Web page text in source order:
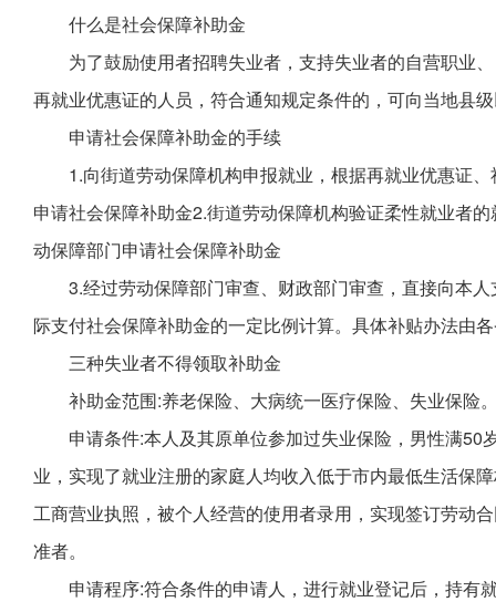
什么是社会保障补助金
为了鼓励使用者招聘失业者，支持失业者的自营职业
再就业优惠证的人员，符合通知规定条件的，可向当地县
申请社会保障补助金的手续
1.向街道劳动保障机构申报就业，根据再就业优惠证
申请社会保障补助金2.街道劳动保障机构验证柔性就业者
动保障部门申请社会保障补助金
3.经过劳动保障部门审查、财政部门审查，直接向本
际支付社会保障补助金的一定比例计算。具体补贴办法由
三种失业者不得领取补助金
补助金范围:养老保险、大病统一医疗保险、失业保险
申请条件:本人及其原单位参加过失业保险，男性满
业，实现了就业注册的家庭人均收入低于市内最低生活保
工商营业执照，被个人经营的使用者录用，实现签订劳动
准者。
申请程序:符合条件的申请人，进行就业登记后，持有